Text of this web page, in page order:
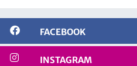
FACEBOOK
INSTAGRAM